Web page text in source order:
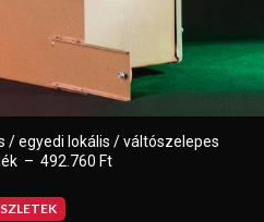
/ egyedi lokális / váltószelepes
– 492.760 Ft